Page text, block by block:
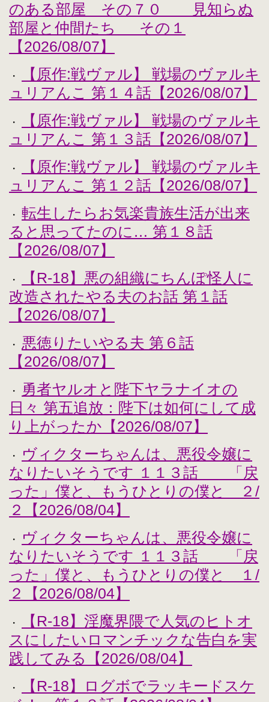
のある部屋 その７０ 見知らぬ
部屋と仲間たち その１
【2026/08/07】
・
【原作:戦ヴァル】 戦場のヴァルキ
ュリアんこ 第１４話【2026/08/07】
・
【原作:戦ヴァル】 戦場のヴァルキ
ュリアんこ 第１３話【2026/08/07】
・
【原作:戦ヴァル】 戦場のヴァルキ
ュリアんこ 第１２話【2026/08/07】
・
転生したらお気楽貴族生活が出来
ると思ってたのに… 第１８話
【2026/08/07】
・
【R-18】悪の組織にちんぽ怪人に
改造されたやる夫のお話 第１話
【2026/08/07】
・
悪徳りたいやる夫 第６話
【2026/08/07】
・
勇者ヤルオと陛下ヤラナイオの
日々 第五追放：陛下は如何にして成
り上がったか【2026/08/07】
・
ヴィクターちゃんは、悪役令嬢に
なりたいそうです １１３話 「戻
った」僕と、もうひとりの僕と ２/
２【2026/08/04】
・
ヴィクターちゃんは、悪役令嬢に
なりたいそうです １１３話 「戻
った」僕と、もうひとりの僕と １/
２【2026/08/04】
・
【R-18】淫魔界隈で人気のヒトオ
スにしたいロマンチックな告白を実
践してみる【2026/08/04】
・
【R-18】ログボでラッキードスケ